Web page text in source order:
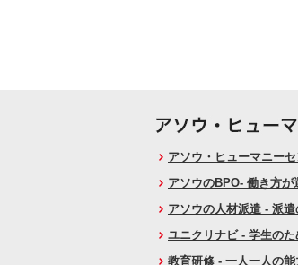
アソウ・ヒューマニー
アソウのBPO- 働き方
アソウの人材派遣 - 派
ユニクリナビ - 学生の
教育研修 - 一人一人の